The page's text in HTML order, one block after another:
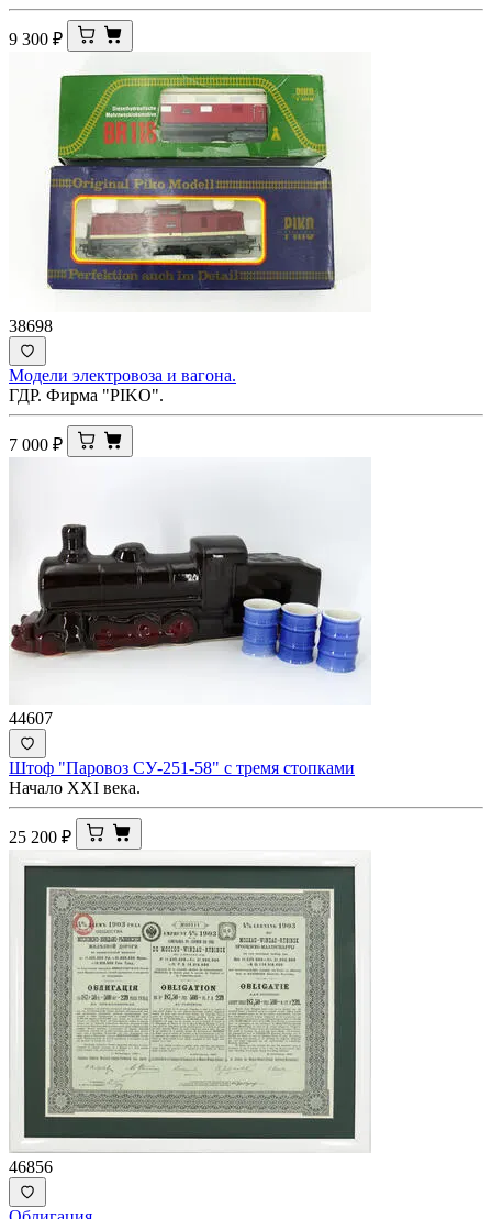
9 300 ₽
38698
Модели электровоза и вагона.
ГДР. Фирма "PIKO".
7 000 ₽
44607
Штоф "Паровоз СУ-251-58" с тремя стопками
Начало ХХI века.
25 200 ₽
46856